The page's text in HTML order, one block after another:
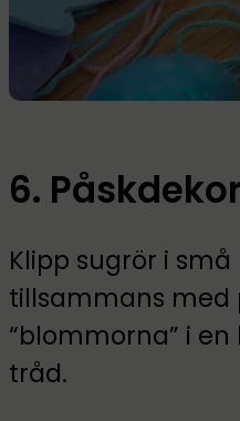
6.
Klipp sugrör i
tillsammans med
“blommorna” i
tråd.